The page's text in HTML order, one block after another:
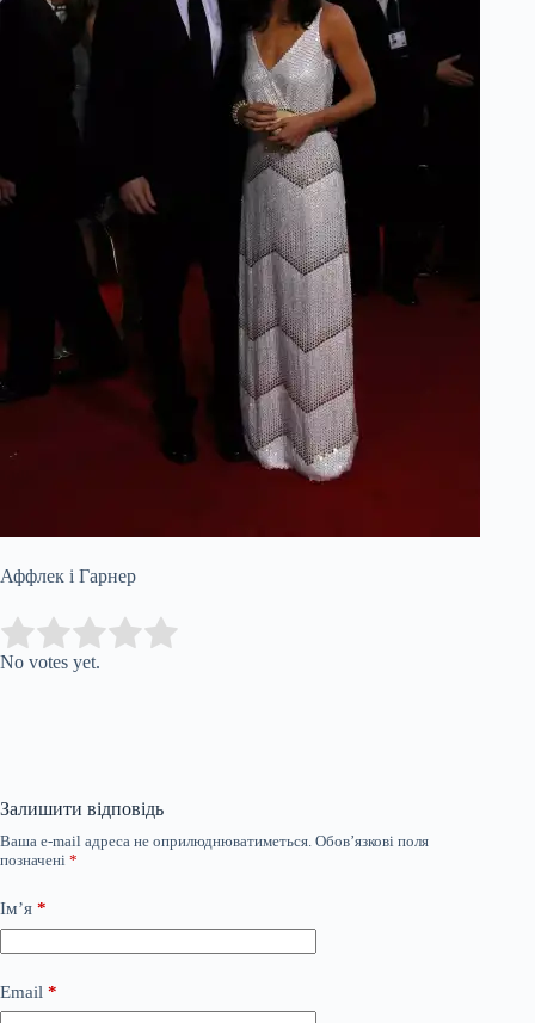
Аффлек і Гарнер
Rate this item:
No votes yet.
Залишити відповідь
Ваша e-mail адреса не оприлюднюватиметься. Обов’язкові поля
позначені *
Ім’я *
Email *